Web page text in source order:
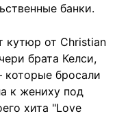
банки.
кутюр от Christian
брата Келси,
бросали
к жениху под
хита "Love